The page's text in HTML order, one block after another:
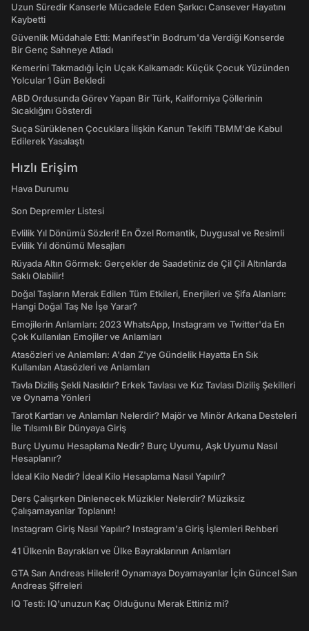
Uzun Süredir Kanserle Mücadele Eden Şarkıcı Cansever Hayatını
Kaybetti
Güvenlik Müdahale Etti: Manifest'in Bodrum'da Verdiği Konserde
Bir Genç Sahneye Atladı
Kemerini Takmadığı İçin Uçak Kalkamadı: Küçük Çocuk Yüzünden
Yolcular 1 Gün Bekledi
ABD Ordusunda Görev Yapan Bir Türk, Kaliforniya Çöllerinin
Sıcaklığını Gösterdi
Suça Sürüklenen Çocuklara İlişkin Kanun Teklifi TBMM'de Kabul
Edilerek Yasalaştı
Hızlı Erişim
Hava Durumu
Son Depremler Listesi
Evlilik Yıl Dönümü Sözleri! En Özel Romantik, Duygusal ve Resimli
Evlilik Yıl dönümü Mesajları
Rüyada Altın Görmek: Gerçekler de Saadetiniz de Çil Çil Altınlarda
Saklı Olabilir!
Doğal Taşların Merak Edilen Tüm Etkileri, Enerjileri ve Şifa Alanları:
Hangi Doğal Taş Ne İşe Yarar?
Emojilerin Anlamları: 2023 WhatsApp, Instagram ve Twitter'da En
Çok Kullanılan Emojiler ve Anlamları
Atasözleri ve Anlamları: A'dan Z'ye Gündelik Hayatta En Sık
Kullanılan Atasözleri ve Anlamları
Tavla Diziliş Şekli Nasıldır? Erkek Tavlası ve Kız Tavlası Diziliş Şekilleri
ve Oynama Yönleri
Tarot Kartları ve Anlamları Nelerdir? Majör ve Minör Arkana Desteleri
İle Tılsımlı Bir Dünyaya Giriş
Burç Uyumu Hesaplama Nedir? Burç Uyumu, Aşk Uyumu Nasıl
Hesaplanır?
İdeal Kilo Nedir? İdeal Kilo Hesaplama Nasıl Yapılır?
Ders Çalışırken Dinlenecek Müzikler Nelerdir? Müziksiz
Çalışamayanlar Toplanın!
Instagram Giriş Nasıl Yapılır? Instagram'a Giriş İşlemleri Rehberi
41 Ülkenin Bayrakları ve Ülke Bayraklarının Anlamları
GTA San Andreas Hileleri! Oynamaya Doyamayanlar İçin Güncel San
Andreas Şifreleri
IQ Testi: IQ'unuzun Kaç Olduğunu Merak Ettiniz mi?